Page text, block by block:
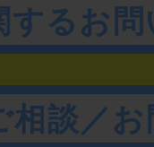
するお
相談／